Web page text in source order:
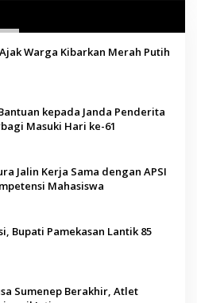
Warga Kibarkan Merah Putih
kepada Janda Penderita
Masuki Hari ke-61
Jalin Kerja Sama dengan APSI
Mahasiswa
Bupati Pamekasan Lantik 85
Sumenep Berakhir, Atlet